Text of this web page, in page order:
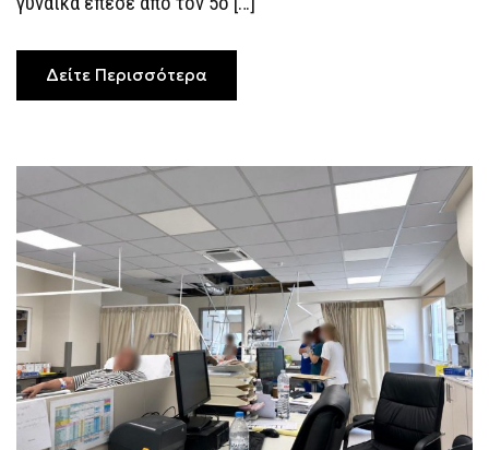
ΣΤΗ
Δείτε Περισσότερα